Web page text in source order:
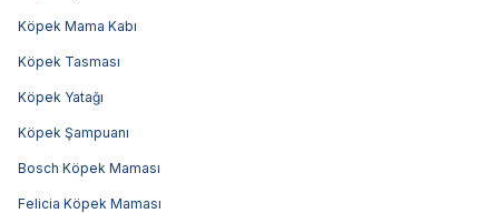
Köpek Mama Kabı
Köpek Tasması
Köpek Yatağı
Köpek Şampuanı
Bosch Köpek Maması
Felicia Köpek Maması